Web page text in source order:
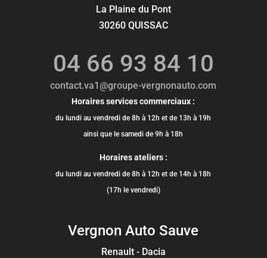
La Plaine du Pont
30260 QUISSAC
04 66 93 84 10
contact.va1@groupe-vergnonauto.com
Horaires services commerciaux :
du lundi au vendredi de 8h à 12h et de 13h à 19h
ainsi que le samedi de 9h à 18h
Horaires ateliers :
du lundi au vendredi de 8h à 12h et de 14h à 18h
(17h le vendredi)
Vergnon Auto Sauve
Renault - Dacia